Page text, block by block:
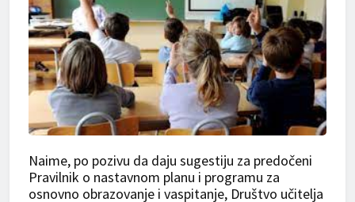
Naime, po pozivu da daju sugestiju za predočeni
Pravilnik o nastavnom planu i programu za
osnovno obrazovanje i vaspitanje, Društvo učitelja